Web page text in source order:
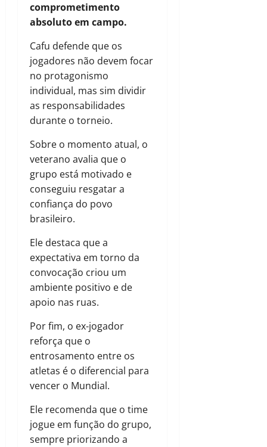
comprometimento
absoluto em campo.
Cafu defende que os
jogadores não devem focar
no protagonismo
individual, mas sim dividir
as responsabilidades
durante o torneio.
Sobre o momento atual, o
veterano avalia que o
grupo está motivado e
conseguiu resgatar a
confiança do povo
brasileiro.
Ele destaca que a
expectativa em torno da
convocação criou um
ambiente positivo e de
apoio nas ruas.
Por fim, o ex-jogador
reforça que o
entrosamento entre os
atletas é o diferencial para
vencer o Mundial.
Ele recomenda que o time
jogue em função do grupo,
sempre priorizando a